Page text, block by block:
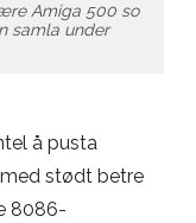
Amiga 500 so
samla under
å pusta
stødt betre
8086-